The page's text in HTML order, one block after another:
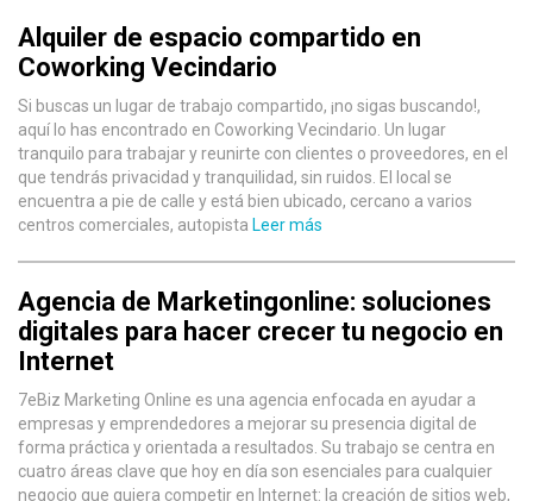
Alquiler de espacio compartido en
Coworking Vecindario
Si buscas un lugar de trabajo compartido, ¡no sigas buscando!,
aquí lo has encontrado en Coworking Vecindario. Un lugar
tranquilo para trabajar y reunirte con clientes o proveedores, en el
que tendrás privacidad y tranquilidad, sin ruidos. El local se
encuentra a pie de calle y está bien ubicado, cercano a varios
centros comerciales, autopista Leer más
Agencia de Marketingonline: soluciones
digitales para hacer crecer tu negocio en
Internet
7eBiz Marketing Online es una agencia enfocada en ayudar a
empresas y emprendedores a mejorar su presencia digital de
forma práctica y orientada a resultados. Su trabajo se centra en
cuatro áreas clave que hoy en día son esenciales para cualquier
negocio que quiera competir en Internet: la creación de sitios web,